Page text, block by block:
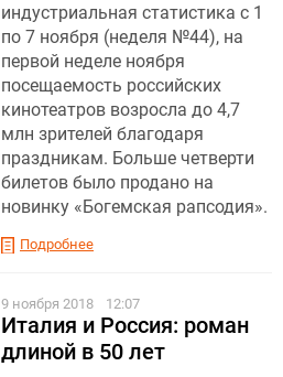
индустриальная статистика с 1
по 7 ноября (неделя №44), на
первой неделе ноября
посещаемость российских
кинотеатров возросла до 4,7
млн зрителей благодаря
праздникам. Больше четверти
билетов было продано на
новинку «Богемская рапсодия».
Подробнее
9 ноября 2018 12:07
Италия и Россия: роман
длиной в 50 лет